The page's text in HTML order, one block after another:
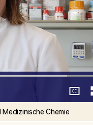
Medizinische Chemie